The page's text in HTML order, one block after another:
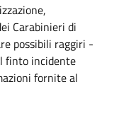
Carabinieri di
possibili raggiri -
finto incidente
fornite al